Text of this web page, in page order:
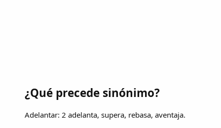
¿Qué precede sinónimo?
Adelantar: 2 adelanta, supera, rebasa, aventaja.